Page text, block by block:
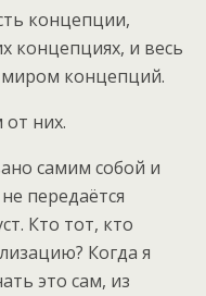
концепции,
концепциях, и весь
концепций.
них.
самим собой и
передаётся
Кто тот, кто
Когда я
это сам, из